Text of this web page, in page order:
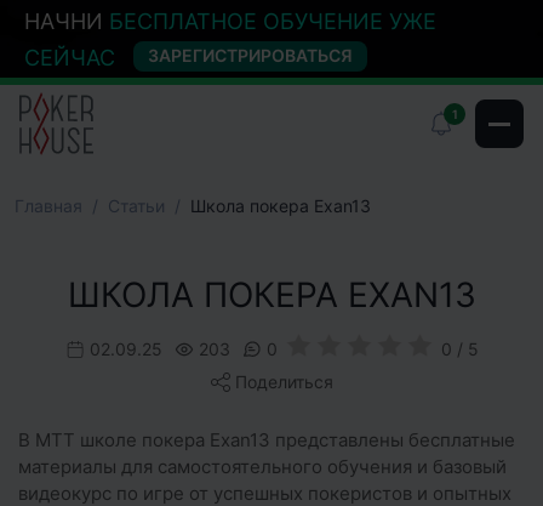
НАЧНИ БЕСПЛАТНОЕ ОБУЧЕНИЕ УЖЕ
СЕЙЧАС
ЗАРЕГИСТРИРОВАТЬСЯ
1
Главная Cтатьи Школа покера Exan13
ШКОЛА ПОКЕРА EXAN13
02.09.25 203 0
0 / 5
Поделиться
В MTT школе покера Exan13 представлены бесплатные
материалы для самостоятельного обучения и базовый
видеокурс по игре от успешных покеристов и опытных